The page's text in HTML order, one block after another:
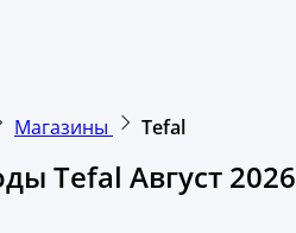
Магазины Tefal
Tefal Август 2026